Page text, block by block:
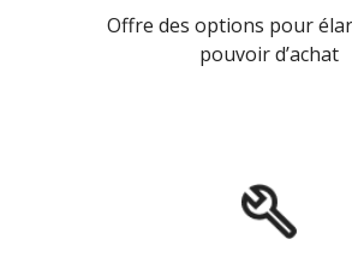
Offre des options pour
pouvoir d’achat